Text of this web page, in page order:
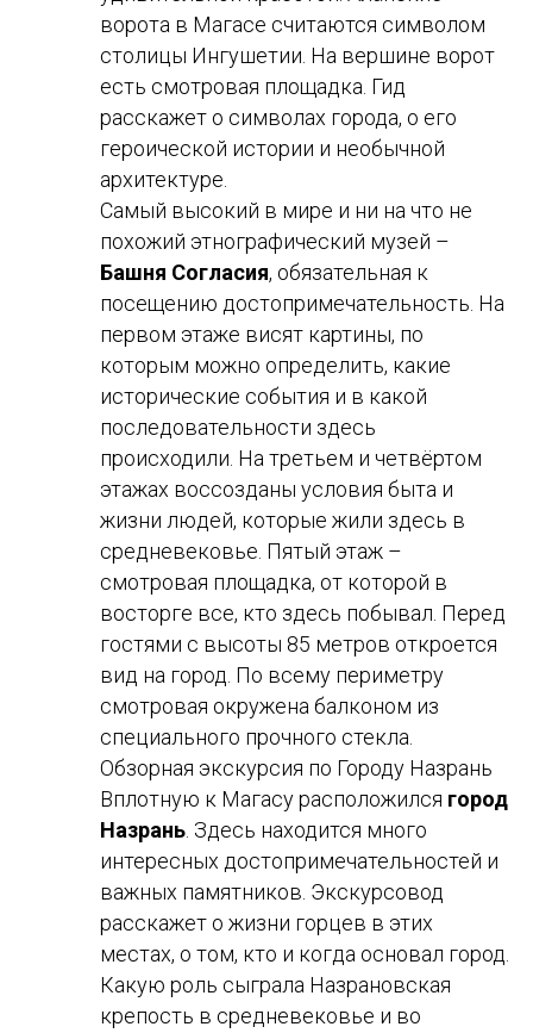
ворота в Магасе считаются символом
столицы Ингушетии. На вершине ворот
есть смотровая площадка. Гид
расскажет о символах города, о его
героической истории и необычной
архитектуре.
Самый высокий в мире и ни на что не
похожий этнографический музей –
Башня Согласия, обязательная к
посещению достопримечательность. На
первом этаже висят картины, по
которым можно определить, какие
исторические события и в какой
последовательности здесь
происходили. На третьем и четвёртом
этажах воссозданы условия быта и
жизни людей, которые жили здесь в
средневековье. Пятый этаж –
смотровая площадка, от которой в
восторге все, кто здесь побывал. Перед
гостями с высоты 85 метров откроется
вид на город. По всему периметру
смотровая окружена балконом из
специального прочного стекла.
Обзорная экскурсия по Городу Назрань
Вплотную к Магасу расположился город
Назрань . Здесь находится много
интересных достопримечательностей и
важных памятников. Экскурсовод
расскажет о жизни горцев в этих
местах, о том, кто и когда основал город.
Какую роль сыграла Назрановская
крепость в средневековье и во